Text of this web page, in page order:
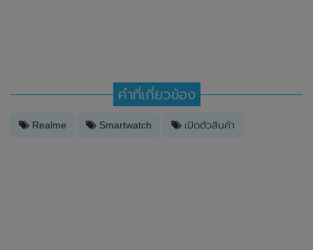
คำที่เกี่ยวข้อง
Realme Smartwatch เปิดตัวสินค้า